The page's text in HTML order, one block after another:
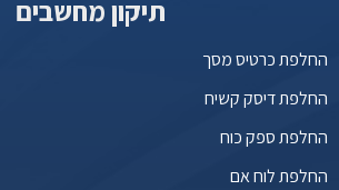
תיקון מחשבים
החלפת כרטיס מסך
החלפת דיסק קשיח
החלפת ספק כוח
החלפת לוח אם